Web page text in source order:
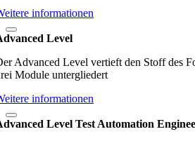
informationen
Level
Advanced Level vertieft den Stoff des
Module untergliedert
informationen
Level Test Automation